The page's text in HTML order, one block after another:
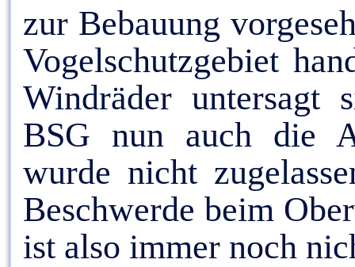
zur Bebauung
Vogelschutzgebiet
Windräder untersagt
BSG nun auch die
wurde nicht
Beschwerde beim
ist also immer noch